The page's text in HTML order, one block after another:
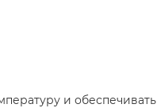
и обеспечивать